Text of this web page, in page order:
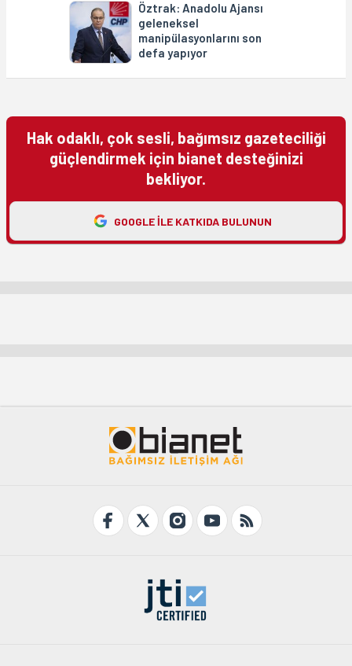
Öztrak: Anadolu Ajansı
geleneksel
manipülasyonlarını son
defa yapıyor
Hak odaklı, çok sesli, bağımsız gazeteciliği
güçlendirmek için bianet desteğinizi
bekliyor.
GOOGLE ILE KATKIDA BULUNUN